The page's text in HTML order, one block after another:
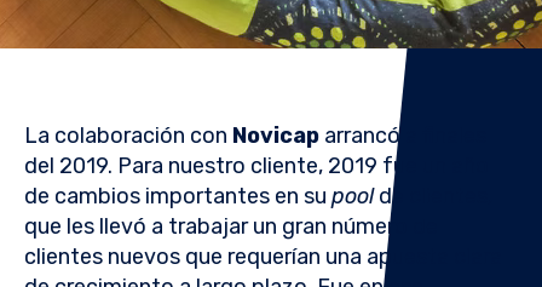
La colaboración con Novicap arrancó a finales
del 2019. Para nuestro cliente, 2019 fue un año
de cambios importantes en su poolde clientes,
que les llevó a trabajar un gran número de
clientes nuevos que requerían una apuesta clara